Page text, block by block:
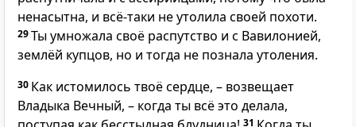
ненасытна, и всё-таки не утолила своей похоти.
29Ты умножала своё распутство и с Вавилонией,
землёй купцов, но и тогда не познала утоления.
30 Как истомилось твоё сердце, – возвещает
Владыка Вечный, – когда ты всё это делала,
31